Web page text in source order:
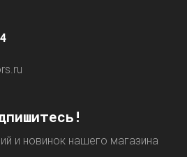
и новинок нашего магазина